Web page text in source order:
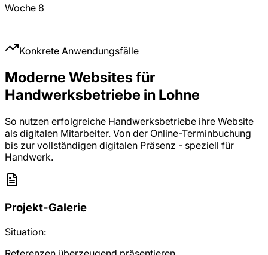
Woche 8
Konkrete Anwendungsfälle
Moderne Websites für
Handwerksbetriebe in Lohne
So nutzen erfolgreiche Handwerksbetriebe ihre Website
als digitalen Mitarbeiter. Von der Online-Terminbuchung
bis zur vollständigen digitalen Präsenz - speziell für
Handwerk.
Projekt-Galerie
Situation: